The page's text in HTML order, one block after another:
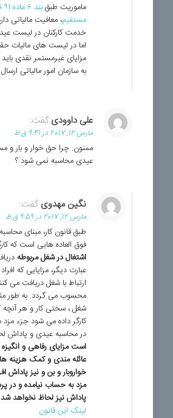
ماموریت طبق
مستقیم، معافیت مالیاتی
خدمت کارکنان در لیست
اما در لیست های مالیات
مزایای غیرمستمر نقدی
به سازمان امور مالیاتی
علی داوودی گفت:
مارس 12, 2017 در 9:41 ق.ظ
ممنون. چرا حق خوار و بار و
عیدی محاسبه نمی شود ؟
نگین مهدوی گفت:
مارس 12, 2017 در 9:59 ق.ظ
طبق قانون کار، مبنای
فوق العاده هایی است که
اشتغال در شغل مربوطه
عبارت دیگر، مزایایی که
ارتباط با شغل دریافت می
محسوب می گردد. به طور
شغل ، سختی کار و هر آنچه
کارگر داده می شود جزء مزد
در محاسبه عیدی و پاداش
است مزایای رفاهی و
عائله مندی و کمک هزینه
خواروبار و بن و نیز پاداش
مزد به حساب نیامده و در
پاداش نیز لحاظ نخواهد شد
لینک این قانون